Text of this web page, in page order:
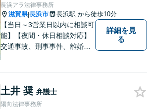
長浜アラ法律事務所
滋賀県|長浜市 長浜駅 から徒歩10分
【当日～3営業日以内に相談可
能】【夜間・休日相談対応】
交通事故、刑事事件、離婚・
詳細を見
る
土井 奨 弁護士
陽向法律事務所